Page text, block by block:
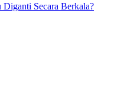
Secara Berkala?